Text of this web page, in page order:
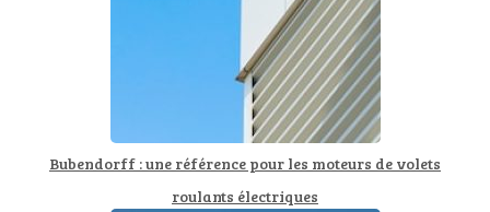
Bubendorff : une référence pour les moteurs de volets
roulants électriques